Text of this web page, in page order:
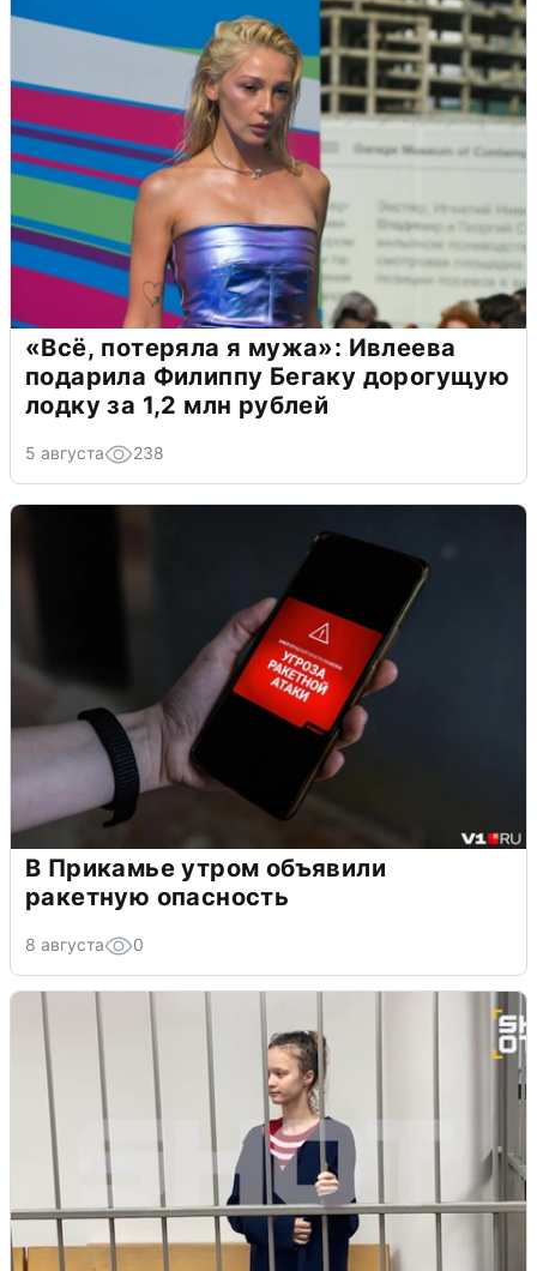
«Всё, потеряла я мужа»: Ивлеева
подарила Филиппу Бегаку дорогущую
лодку за 1,2 млн рублей
5 августа 238
В Прикамье утром объявили
ракетную опасность
8 августа 0